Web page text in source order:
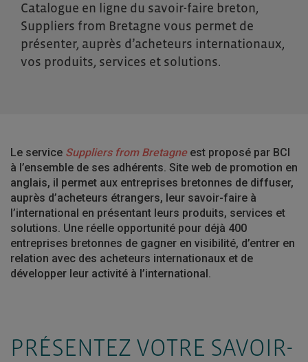
Catalogue en ligne du savoir-faire breton,
Suppliers from Bretagne vous permet de
présenter, auprès d’acheteurs internationaux,
vos produits, services et solutions.
Le service Suppliers from Bretagneest proposé par BCI
à l’ensemble de ses adhérents. Site web de promotion en
anglais, il permet aux entreprises bretonnes de diffuser,
auprès d’acheteurs étrangers, leur savoir-faire à
l’international en présentant leurs produits, services et
solutions. Une réelle opportunité pour déjà 400
entreprises bretonnes de gagner en visibilité, d’entrer en
relation avec des acheteurs internationaux et de
développer leur activité à l’international.
PRÉSENTEZ VOTRE SAVOIR-